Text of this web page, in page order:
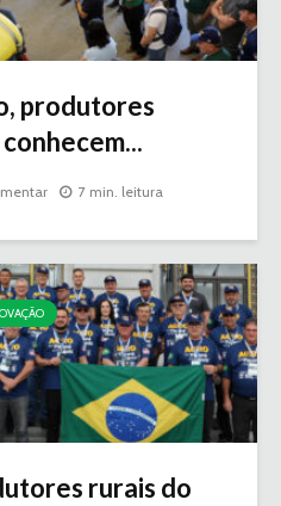
produtores
7 min. leitura
rurais do